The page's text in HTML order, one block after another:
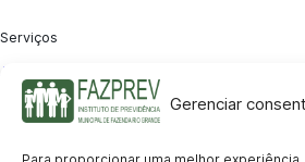
Gerenciar
Serviços
Aposentadoria
Holerite Online Protocolo Online
Transparência
Portal da Transparência Licitações Pró-